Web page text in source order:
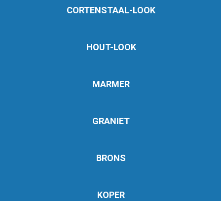
CORTENSTAAL-LOOK
HOUT-LOOK
MARMER
GRANIET
BRONS
KOPER